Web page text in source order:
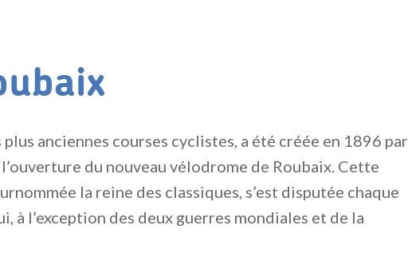
plus anciennes courses cyclistes, a été créée en 1896 par
du nouveau vélodrome de Roubaix. Cette
la reine des classiques, s’est disputée chaque
à l’exception des deux guerres mondiales et de la